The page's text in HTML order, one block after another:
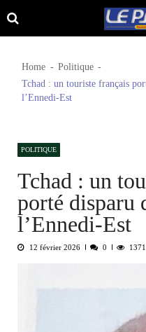
Skip
to
Skip
to
Home
Politique
Tchad : un touriste français
l’Ennedi-Est
POLITIQUE
Tchad : un
porté disparu
l’Ennedi-Est
12 février 2026 0 1371